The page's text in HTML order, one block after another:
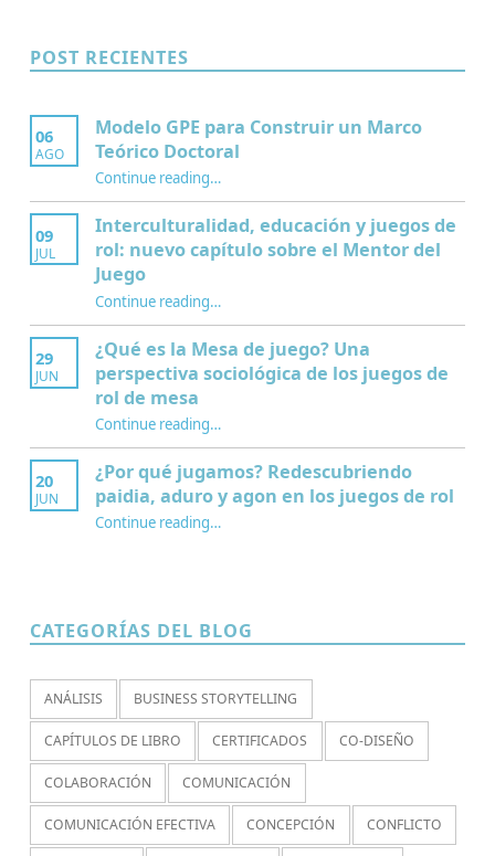
POST RECIENTES
06
AGO
Modelo GPE para Construir un Marco
Teórico Doctoral
Continue reading“Modelo GPE para Construir un Marco Teórico Doctoral”
…
09
JUL
Interculturalidad, educación y juegos de
rol: nuevo capítulo sobre el Mentor del
Juego
Continue reading“Interculturalidad, educación y juegos de rol: nuevo capítulo sobre el Mentor del Juego”
…
29
JUN
¿Qué es la Mesa de juego? Una
perspectiva sociológica de los juegos de
rol de mesa
Continue reading“¿Qué es la Mesa de juego? Una perspectiva sociológica de los juegos de rol de mesa”
…
20
JUN
¿Por qué jugamos? Redescubriendo
paidia, aduro y agon en los juegos de rol
Continue reading“¿Por qué jugamos? Redescubriendo paidia, aduro y agon en los juegos de rol”
…
CATEGORÍAS DEL BLOG
ANÁLISIS BUSINESS STORYTELLING
CAPÍTULOS DE LIBRO CERTIFICADOS CO-DISEÑO
COLABORACIÓN COMUNICACIÓN
COMUNICACIÓN EFECTIVA CONCEPCIÓN CONFLICTO